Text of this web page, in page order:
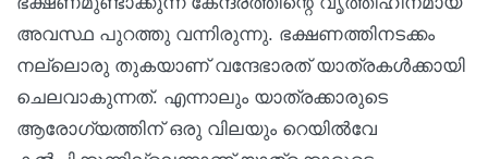
അവസ്ഥ പുറത്തു വന്നിരുന്നു. ഭക്ഷണത്തിനടക്കം
നല്ലൊരു തുകയാണ് വന്ദേഭാരത് യാത്രകൾക്കായി
ചെലവാകുന്നത്. എന്നാലും യാത്രക്കാരുടെ
ആരോഗ്യത്തിന് ഒരു വിലയും റെയിൽവേ